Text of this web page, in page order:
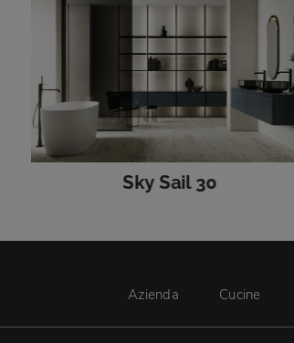
Sky Sail 30
Azienda Cucine